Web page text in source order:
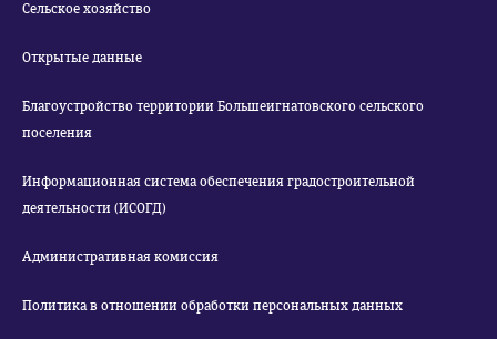
Сельское хозяйство
Открытые данные
Благоустройство территории Большеигнатовского сельского
поселения
Информационная система обеспечения градостроительной
деятельности (ИСОГД)
Административная комиссия
Политика в отношении обработки персональных данных